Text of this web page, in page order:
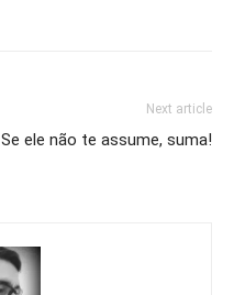
Next article
Se ele não te assume, suma!